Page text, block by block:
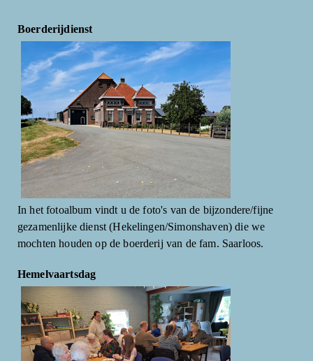
Boerderijdienst
In het fotoalbum vindt u de foto's van de bijzondere/fijne
gezamenlijke dienst (Hekelingen/Simonshaven) die we
mochten houden op de boerderij van de fam. Saarloos.
Hemelvaartsdag